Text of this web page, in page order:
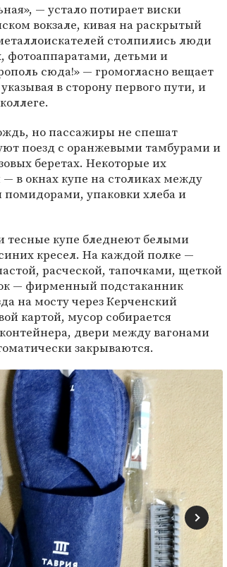
— устало потирает виски
вокзале, кивая на раскрытый
столпились люди
фотоаппаратами, детьми и
сюда!» — громогласно вещает
в сторону первого пути, и
но пассажиры не спешат
поезд с оранжевыми тамбурами и
беретах. Некоторые их
в окнах купе на столиках между
упаковки хлеба и
купе бледнеют белыми
кресел. На каждой полке —
расческой, тапочками, щеткой
— фирменный подстаканник
на мосту через Керченский
картой, мусор собирается
двери между вагонами
закрываются.